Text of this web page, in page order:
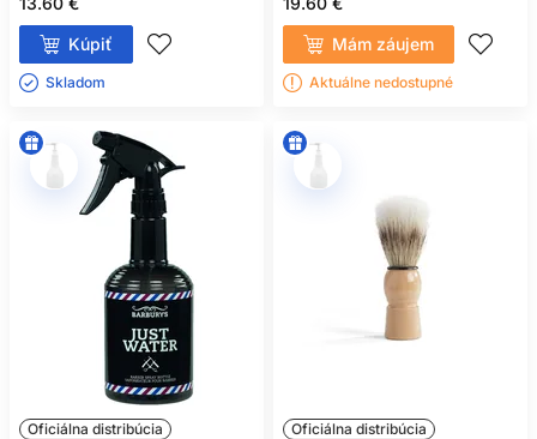
Kúpiť
Skladom ㅤ
Mám záujem
Aktuálne nedostupné
Oficiálna distribúcia Oficiálna distribúcia